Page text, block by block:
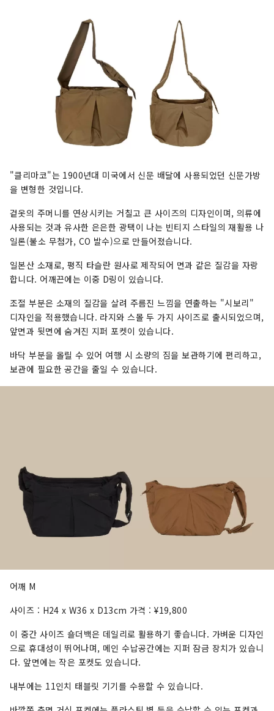
쪽 출구 지하에 위치한 복합 상업 시설로, 북관과 남
관 두 동으로 나뉘어 있습니다. 다양한 레스토랑과
소매점이 입점해 있어 비가 오는 날에도 쇼핑과 길
거리 음식을 즐길 수 있습니다.
"클리마코"는 1900년대 미국에서 신문 배달에 사용되었던 신문가방
을 변형한 것입니다.
겉옷의 주머니를 연상시키는 거칠고 큰 사이즈의 디자인이며, 의류에
사용되는 것과 유사한 은은한 광택이 나는 빈티지 스타일의 재활용 나
일론(불소 무첨가, CO 발수)으로 만들어졌습니다.
일본산 소재로, 평직 타슬란 원사로 제작되어 면과 같은 질감을 자랑
합니다. 어깨끈에는 이중 D링이 있습니다.
조절 부분은 소재의 질감을 살려 주름진 느낌을 연출하는 "시보리"
디자인을 적용했습니다. 라지와 스몰 두 가지 사이즈로 출시되었으며,
앞면과 뒷면에 숨겨진 지퍼 포켓이 있습니다.
바닥 부분을 올릴 수 있어 여행 시 소량의 짐을 보관하기에 편리하고,
보관에 필요한 공간을 줄일 수 있습니다.
어깨 M
사이즈 : H24 x W36 x D13cm 가격 : ¥19,800
이 중간 사이즈 숄더백은 데일리로 활용하기 좋습니다. 가벼운 디자인
으로 휴대성이 뛰어나며, 메인 수납공간에는 지퍼 잠금 장치가 있습니
다. 앞면에는 작은 포켓도 있습니다.
내부에는 11인치 태블릿 기기를 수용할 수 있습니다.